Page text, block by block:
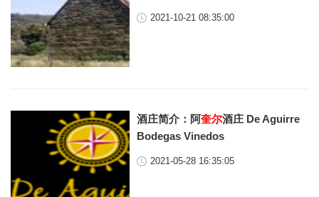
2021-10-21 08:35:00
酒庄简介：阿奎尔酒庄 De Aguirre
Bodegas Vinedos
2021-05-28 16:35:05